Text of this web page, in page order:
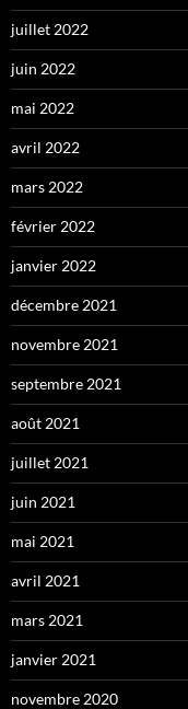
juillet 2022
juin 2022
mai 2022
avril 2022
mars 2022
février 2022
janvier 2022
décembre 2021
novembre 2021
septembre 2021
août 2021
juillet 2021
juin 2021
mai 2021
avril 2021
mars 2021
janvier 2021
novembre 2020